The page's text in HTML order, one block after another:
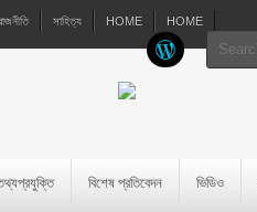
সাহিত্য HOME HOME
Search
for:
বিশেষ প্রতিবেদন ভিডিও